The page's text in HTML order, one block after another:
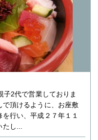
子2代で営業しておりま
頂けるように、お座敷
行い、平成２７年１１
し...